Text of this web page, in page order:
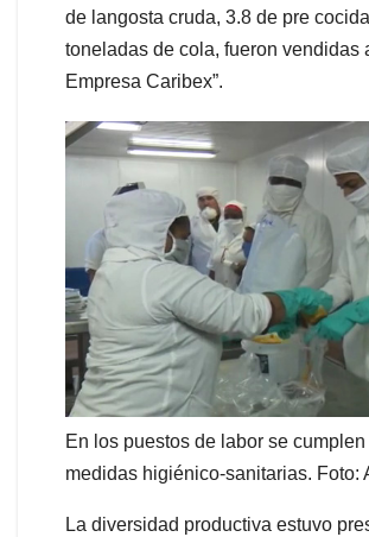
de langosta cruda, 3.8 de pre
toneladas de cola, fueron vendidas
Empresa Caribex”.
En los puestos de labor se
medidas higiénico-sanitarias. Foto:
La diversidad productiva estuvo